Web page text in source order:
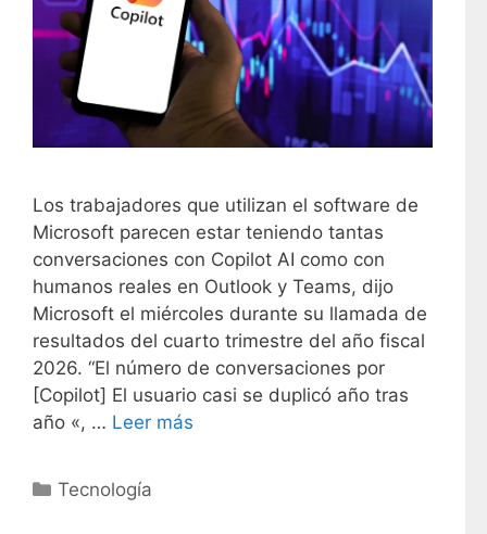
Los trabajadores que utilizan el software de
Microsoft parecen estar teniendo tantas
conversaciones con Copilot AI como con
humanos reales en Outlook y Teams, dijo
Microsoft el miércoles durante su llamada de
resultados del cuarto trimestre del año fiscal
2026. “El número de conversaciones por
[Copilot] El usuario casi se duplicó año tras
año «, … Leer más
C
Tecnología